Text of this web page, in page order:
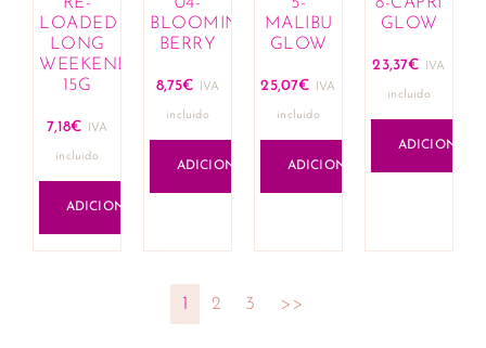
LOADED
LONG
WEEKEND
15G
7,18€ IVA
incluido
ADICIONAR
BLOOMING
BERRY
8,75€ IVA
incluido
ADICIONAR
MALIBU
GLOW
25,07€ IVA
incluido
ADICIONAR
GLOW
23,37€ IVA
incluido
ADICIONAR
1 2 3 >>